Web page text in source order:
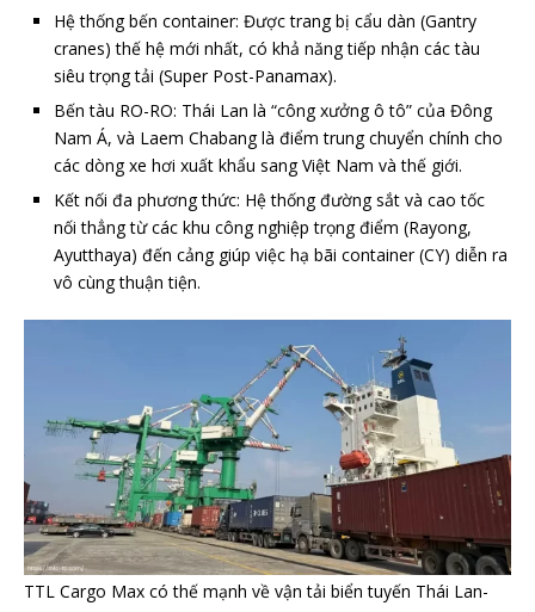
Hệ thống bến container: Được trang bị cẩu dàn (Gantry
cranes) thế hệ mới nhất, có khả năng tiếp nhận các tàu
siêu trọng tải (Super Post-Panamax).
Bến tàu RO-RO: Thái Lan là “công xưởng ô tô” của Đông
Nam Á, và Laem Chabang là điểm trung chuyển chính cho
các dòng xe hơi xuất khẩu sang Việt Nam và thế giới.
Kết nối đa phương thức: Hệ thống đường sắt và cao tốc
nối thẳng từ các khu công nghiệp trọng điểm (Rayong,
Ayutthaya) đến cảng giúp việc hạ bãi container (CY) diễn ra
vô cùng thuận tiện.
TTL Cargo Max có thế mạnh về vận tải biển tuyến Thái Lan-